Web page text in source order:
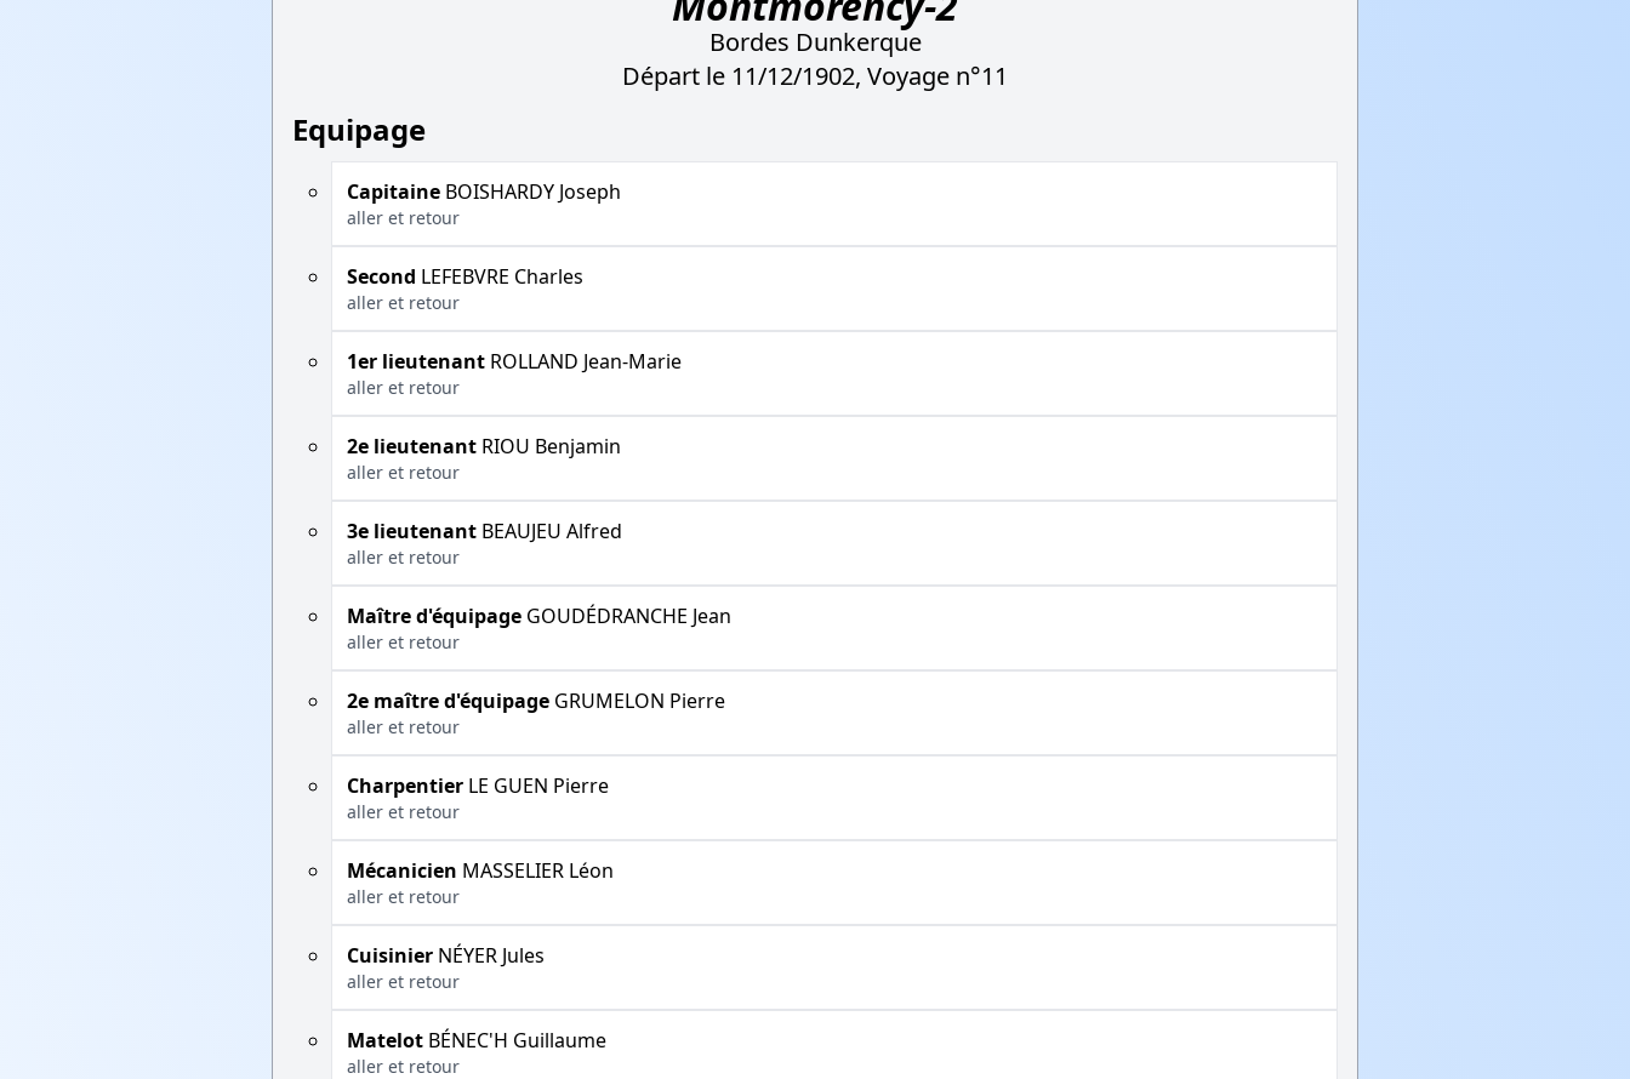
Bordes Dunkerque
Départ le 11/12/1902, Voyage n°11
Equipage
Capitaine BOISHARDY Joseph
aller et retour
Second LEFEBVRE Charles
aller et retour
1er lieutenant ROLLAND Jean-Marie
aller et retour
2e lieutenant RIOU Benjamin
aller et retour
3e lieutenant BEAUJEU Alfred
aller et retour
Maître d'équipage GOUDÉDRANCHE Jean
aller et retour
2e maître d'équipage GRUMELON Pierre
aller et retour
Charpentier LE GUEN Pierre
aller et retour
Mécanicien MASSELIER Léon
aller et retour
Cuisinier NÉYER Jules
aller et retour
Matelot BÉNEC'H Guillaume
aller et retour